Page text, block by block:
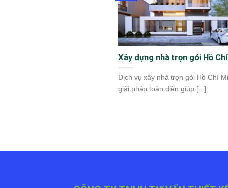
Xây dựng nhà trọn gói Hồ
Dịch vụ xây nhà trọn gói Hồ Chí
giải pháp toàn diện giúp [...]